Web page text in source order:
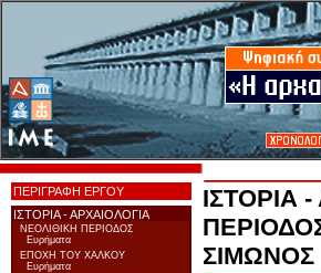
ΠΕΡΙΓΡΑΦΗ ΕΡΓΟΥ
ΙΣΤΟΡΙΑ - ΑΡΧΑΙΟΛΟΓΙΑ
ΝΕΟΛΙΘΙΚΗ ΠΕΡΙΟΔΟΣ
Ευρήματα
ΕΠΟΧΗ ΤΟΥ ΧΑΛΚΟΥ
Ευρήματα
ΙΣΤΟΡΙΑ
ΣΙΜΩΝΟΣ